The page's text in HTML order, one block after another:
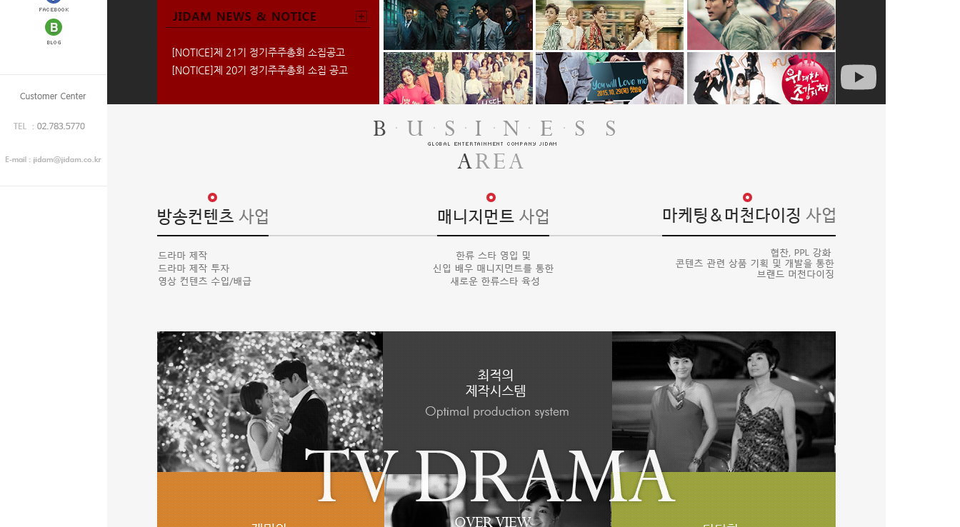
[NOTICE]제 21기 정기주주총회 소집공고
[NOTICE]제 20기 정기주주총회 소집 공고